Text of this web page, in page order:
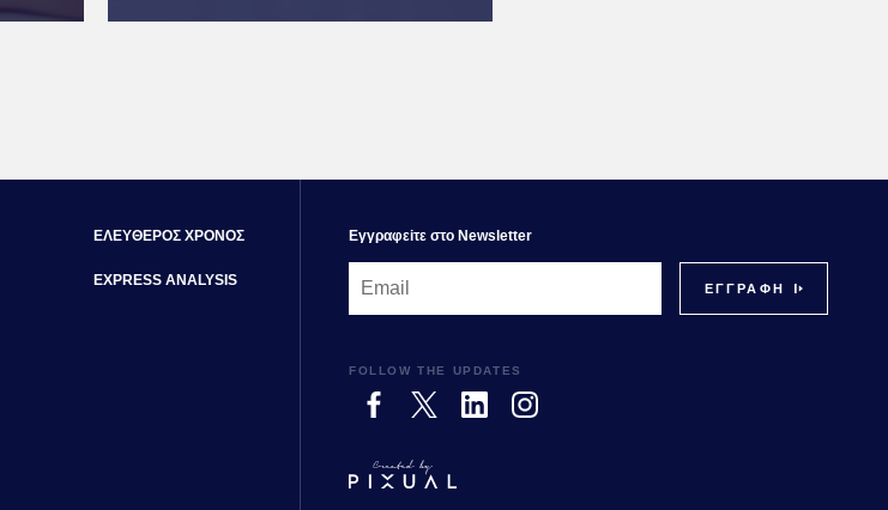
ΕΛΕΥΘΕΡΟΣ ΧΡΟΝΟΣ
EXPRESS ANALYSIS
FOLLOW THE UPDATES
Εγγραφεiτε στο Newsletter